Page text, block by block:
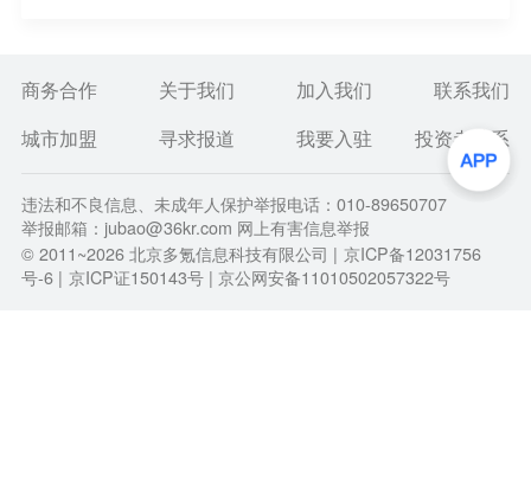
商务合作 关于我们 加入我们
联系我们
城市加盟
寻求报道 我要入驻 投资者关系
违法和不良信息、未成年人保护举报电话：010-89650707
举报邮箱：jubao@36kr.com 网上有害信息举报
© 2011~2026北京多氪信息科技有限公司 | 京ICP备12031756
号-6 | 京ICP证150143号 | 京公网安备11010502057322号